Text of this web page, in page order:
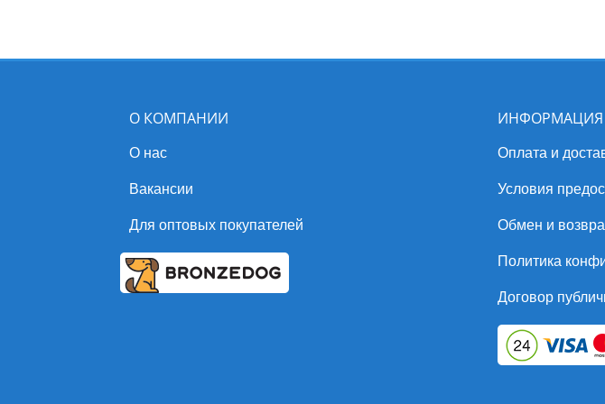
Dermacentor
); проявляет репеллентную
активность против комаров (
, мошек
), тем самым снижая риск распространения трансмиссивных заболеваний
После нанесения препарата его активные компоненты, практически не всасываясь в
системный кровоток, распределяются по поверхности тела в течение 24 часов и,
удерживаясь на эпидермисе и шерсти, сохраняют инсектоакарицидную и
О КОМПАНИИ
О нас
Вакансии
Для оптовых покупателей
ИНФОРМАЦИЯ
Оплата и
Условия
Обмен и
Политика
Договор